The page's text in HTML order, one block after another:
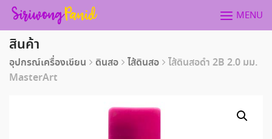
Skip
content
MENU
สินค้า
อุปกรณ์เครื่องเขียน ดินสอ ไส้ดินสอ
ไส้ดินสอดำ 2B 2.0 มม.
MasterArt